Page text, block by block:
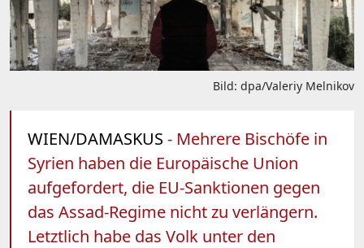
Bild: dpa/Valeriy Melnikov
WIEN/DAMASKUS - Mehrere Bischöfe in
Syrien haben die Europäische Union
aufgefordert, die EU-Sanktionen gegen
das Assad-Regime nicht zu verlängern.
Letztlich habe das Volk unter den